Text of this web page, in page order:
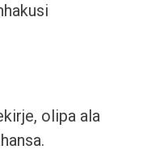
olipa ala